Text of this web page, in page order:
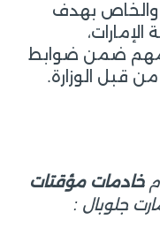
والخاص بهدف
ضمن ضوابط
قبل الوزارة.
خادمات مؤقتات
جلوبال :